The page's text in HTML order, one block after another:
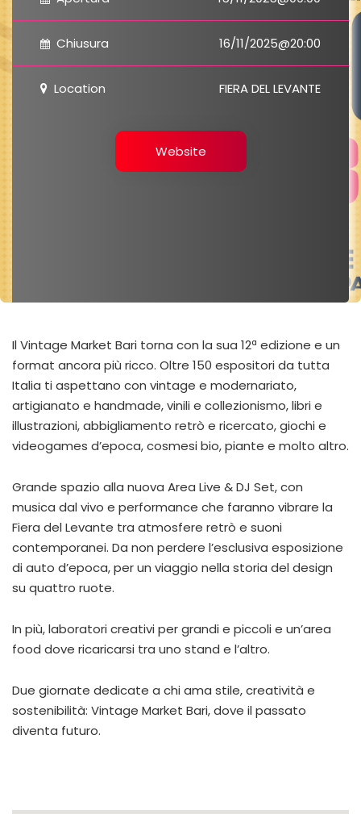
Chiusura 16/11/2025@20:00
Location FIERA DEL LEVANTE
Website
Il Vintage Market Bari torna con la sua 12ª edizione e un
format ancora più ricco. Oltre 150 espositori da tutta
Italia ti aspettano con vintage e modernariato,
artigianato e handmade, vinili e collezionismo, libri e
illustrazioni, abbigliamento retrò e ricercato, giochi e
videogames d’epoca, cosmesi bio, piante e molto altro.
Grande spazio alla nuova Area Live & DJ Set, con
musica dal vivo e performance che faranno vibrare la
Fiera del Levante tra atmosfere retrò e suoni
contemporanei. Da non perdere l’esclusiva esposizione
di auto d’epoca, per un viaggio nella storia del design
su quattro ruote.
In più, laboratori creativi per grandi e piccoli e un’area
food dove ricaricarsi tra uno stand e l’altro.
Due giornate dedicate a chi ama stile, creatività e
sostenibilità: Vintage Market Bari, dove il passato
diventa futuro.